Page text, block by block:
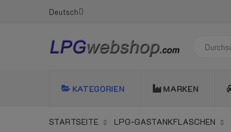
Deutsch
KATEGORIEN MARKEN
STARTSEITE LPG-GASTANKFLASCHEN